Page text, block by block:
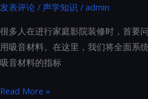
下
几
个
方
嵌
式
音
箱
系
发表评论 / 声学知识 / admin
很多人在进行家庭影院装修时，首要
用吸音材料。在这里，我们将全面系
吸音材料的指标
家
Read More »